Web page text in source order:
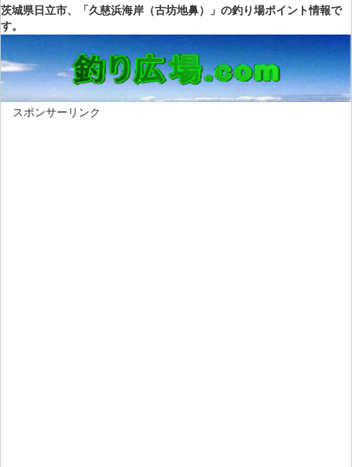
茨城県日立市、「久慈浜海岸（古坊地鼻）」の釣り場ポイント情報で
す。
スポンサーリンク